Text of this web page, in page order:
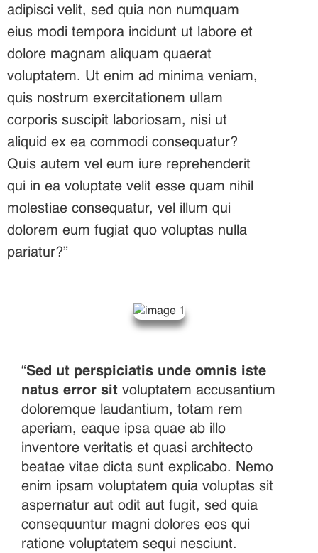
adipisci velit, sed quia non numquam
eius modi tempora incidunt ut labore et
dolore magnam aliquam quaerat
voluptatem. Ut enim ad minima veniam,
quis nostrum exercitationem ullam
corporis suscipit laboriosam, nisi ut
aliquid ex ea commodi consequatur?
Quis autem vel eum iure reprehenderit
qui in ea voluptate velit esse quam nihil
molestiae consequatur, vel illum qui
dolorem eum fugiat quo voluptas nulla
pariatur?”
“Sed ut perspiciatis unde omnis iste
natus error sit voluptatem accusantium
doloremque laudantium, totam rem
aperiam, eaque ipsa quae ab illo
inventore veritatis et quasi architecto
beatae vitae dicta sunt explicabo. Nemo
enim ipsam voluptatem quia voluptas sit
aspernatur aut odit aut fugit, sed quia
consequuntur magni dolores eos qui
ratione voluptatem sequi nesciunt.